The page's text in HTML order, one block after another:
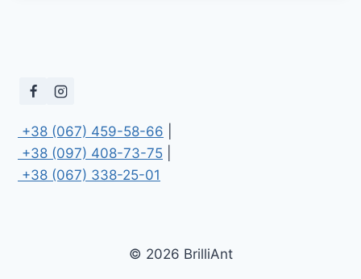
+38 (067) 459-58-66
+38 (097) 408-73-75
+38 (067) 338-25-01
© 2026 BrilliAnt